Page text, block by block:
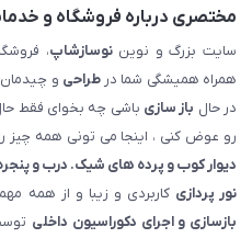
مختصری درباره فروشگاه و
سایت بزرگ و نویننوسازشاپ،
همراه همیشگی شما درطراحی و
در حال باز سازی باشی چه بخوای فقط
رو عوض کنی ، اینجا می تونی همه چیز
دیوار کوب و پرده های شیک. درب و
نور پردازی کاربردی و زیبا و از همه
بازسازی و اجرای دکوراسیون داخلی